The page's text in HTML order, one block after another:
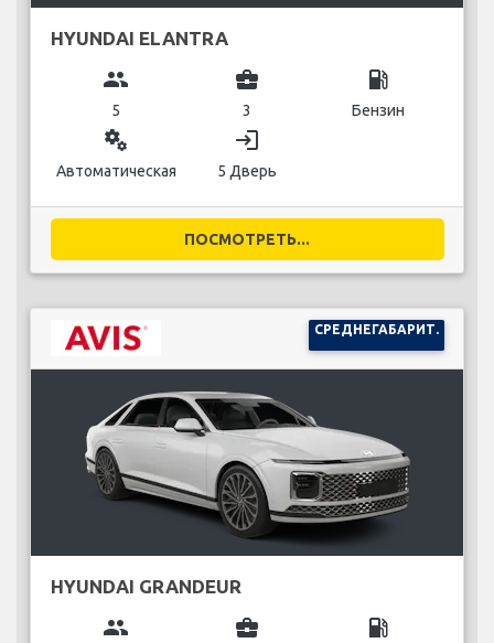
HYUNDAI ELANTRA
group
5
business_center
3
local_gas_station
Бензин
miscellaneous_services
Автоматическая
login
5 Дверь
ПОСМОТРЕТЬ...
СРЕДНЕГАБАРИТ.
HYUNDAI GRANDEUR
group business_center local_gas_station